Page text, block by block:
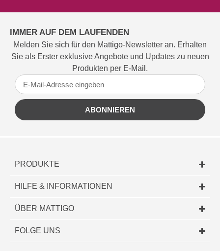
IMMER AUF DEM LAUFENDEN
Melden Sie sich für den Mattigo-Newsletter an. Erhalten
Sie als Erster exklusive Angebote und Updates zu neuen
Produkten per E-Mail.
ABONNIEREN
PRODUKTE
HILFE & INFORMATIONEN
ÜBER MATTIGO
FOLGE UNS